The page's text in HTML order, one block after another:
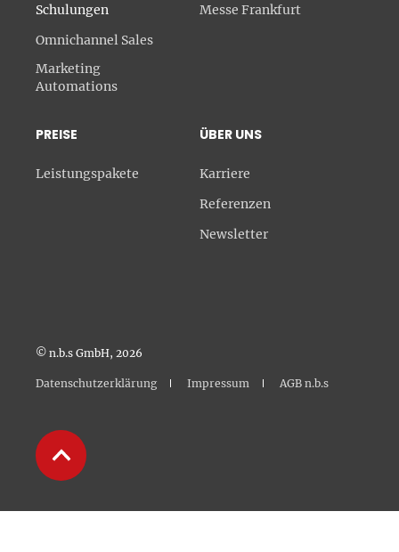
Schulungen
Omnichannel Sales
Marketing
Automations
Messe Frankfurt
PREISE
Leistungspakete
ÜBER UNS
Karriere
Referenzen
Newsletter
© n.b.s GmbH, 2026
Datenschutzerklärung Impressum AGB n.b.s